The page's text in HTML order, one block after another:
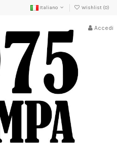
Italiano Wishlist (0)
Accedi